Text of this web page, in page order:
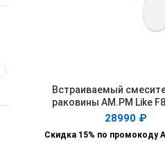
В КОРЗИНУ
Встраиваемый
раковины AM.PM Like
28990 ₽
Скидка 15% по промокоду